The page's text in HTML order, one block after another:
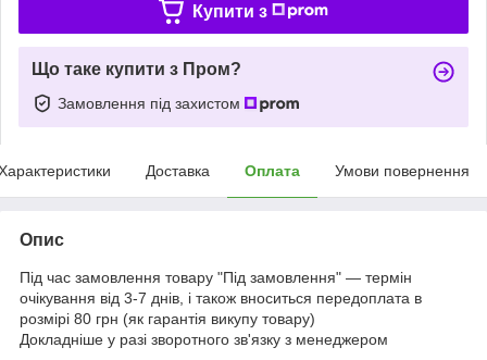
Купити з
Що таке купити з Пром?
Замовлення під захистом
Доставка Оплата Умови повернення
Опис
Під час замовлення товару "Під замовлення" — термін
очікування від 3-7 днів, і також вноситься передоплата в
розмірі 80 грн (як гарантія викупу товару)
Докладніше у разі зворотного зв'язку з менеджером